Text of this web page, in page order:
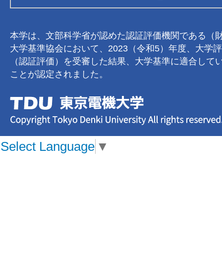
本学は、文部科学省が認めた認証評価機関である（
大学基準協会において、2023（令和5）年度、大学
（認証評価）を受審した結果、大学基準に適合して
ことが認定されました。
Select Language ▼